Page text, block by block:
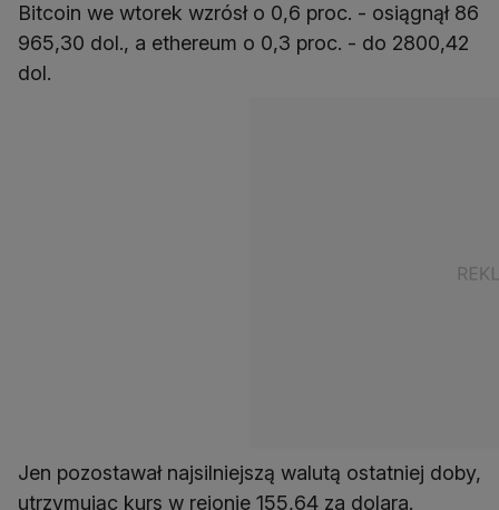
Bitcoin we wtorek wzrósł o 0,6 proc. - osiągnął 86
965,30 dol., a ethereum o 0,3 proc. - do 2800,42
dol.
Jen pozostawał najsilniejszą walutą ostatniej doby,
utrzymując kurs w rejonie 155,64 za dolara.